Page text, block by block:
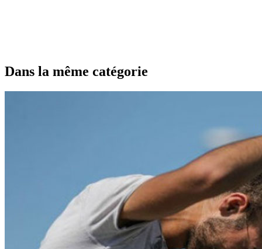
Dans la même catégorie